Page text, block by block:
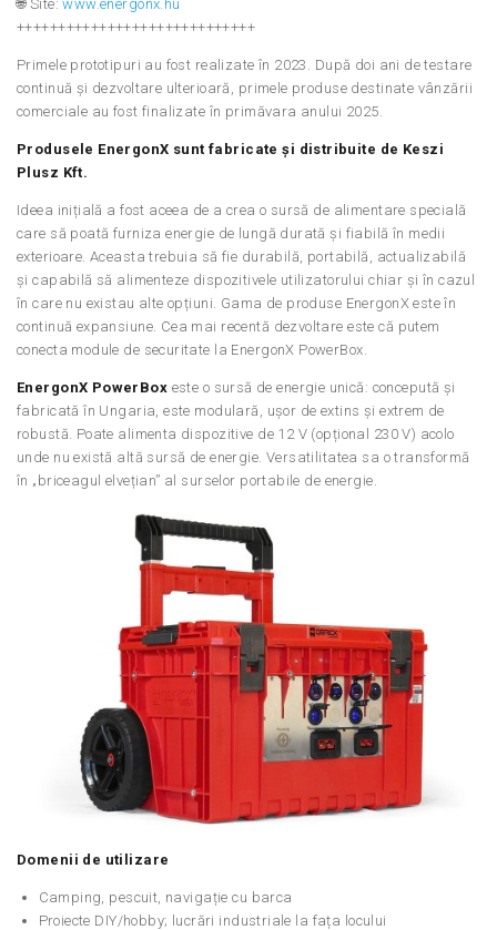
🌐 Site:www.energonx.hu
+++++++++++++++++++++++++++++
Primele prototipuri au fost realizate în 2023. După doi ani de testare
continuă și dezvoltare ulterioară, primele produse destinate vânzării
comerciale au fost finalizate în primăvara anului 2025.
Produsele EnergonX sunt fabricate și distribuite de Keszi
Plusz Kft.
Ideea inițială a fost aceea de a crea o sursă de alimentare specială
care să poată furniza energie de lungă durată și fiabilă în medii
exterioare. Aceasta trebuia să fie durabilă, portabilă, actualizabilă
și capabilă să alimenteze dispozitivele utilizatorului chiar și în cazul
în care nu existau alte opțiuni. Gama de produse EnergonX este în
continuă expansiune. Cea mai recentă dezvoltare este că putem
conecta module de securitate la EnergonX PowerBox.
EnergonX PowerBox este o sursă de energie unică: concepută și
fabricată în Ungaria, este modulară, ușor de extins și extrem de
robustă. Poate alimenta dispozitive de 12 V (opțional 230 V) acolo
unde nu există altă sursă de energie. Versatilitatea sa o transformă
în „briceagul elvețian” al surselor portabile de energie.
Domenii de utilizare
Camping, pescuit, navigație cu barca
Proiecte DIY/hobby; lucrări industriale la fața locului